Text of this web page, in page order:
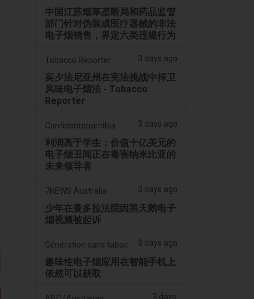
中国江苏烟草垄断局和药品监管
部门针对伪装成医疗器械的非法
电子烟销售，界定六类违规行为
Tobacco Reporter 3 days ago
宾夕法尼亚州在宪法挑战中捍卫
风味电子烟法 - Tobacco
Reporter
Confidentenamibia 3 days ago
利润高于学生：价值十亿美元的
电子烟丑闻正在毒害纳米比亚的
未来领导者
7NEWS Australia 3 days ago
少年在曼多拉法院因黑天鹅电子
烟视频被起诉
Génération sans tabac 3 days ago
趣味性电子烟应用在智能手机上
依然可以获取
3 days